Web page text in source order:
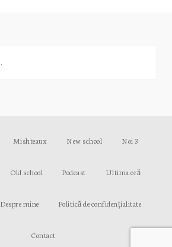
Mishteaux New school Noi 3
Old school Podcast Ultima oră
Despre mine Politică de confidențialitate
Contact